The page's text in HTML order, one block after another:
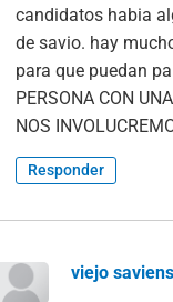
candidatos habia
de savio. hay
para que puedan
PERSONA CON
NOS
Responder
viejo